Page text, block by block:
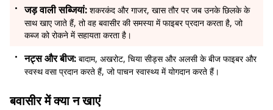
जड़ वाली सब्जियां: शकरकंद और गाजर, खास तौर पर जब उनके छिलके के
साथ खाए जाते हैं, तो वह बवासीर की समस्या में फाइबर प्रदान करता है, जो
कब्ज को रोकने में सहायता करता है।
नट्स और बीज: बादाम, अखरोट, चिया सीड्स और अलसी के बीज फाइबर और
स्वस्थ वसा प्रदान करते हैं, जो पाचन स्वास्थ्य में योगदान करते हैं।
बवासीर में क्या न खाएं